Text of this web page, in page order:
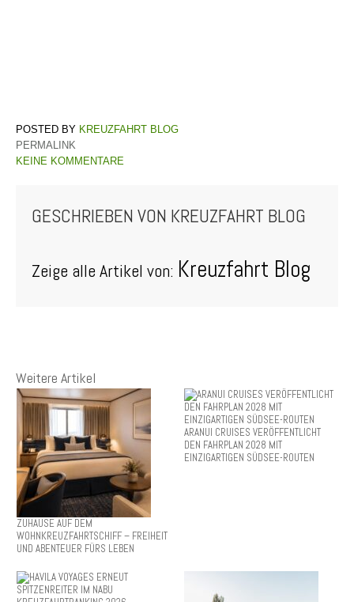
KREUZFAHRT BLOG
PERMALINK
KEINE KOMMENTARE
GESCHRIEBEN VON KREUZFAHRT BLOG
Zeige alle Artikel von: Kreuzfahrt Blog
Weitere Artikel
ZUHAUSE AUF DEM
WOHNKREUZFAHRTSCHIFF – FREIHEIT
UND ABENTEUER FÜRS LEBEN
ARANUI CRUISES VERÖFFENTLICHT
DEN FAHRPLAN 2028 MIT
EINZIGARTIGEN SÜDSEE-ROUTEN